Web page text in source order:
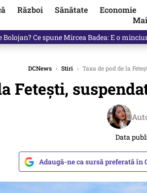
Război Sănătate Economie
Bolojan? Victor Ponta ne dă răspunsul
DCNews › Stiri › Taxa de pod de la
Fetești,
Data
Adaugă-ne ca sursă preferată în